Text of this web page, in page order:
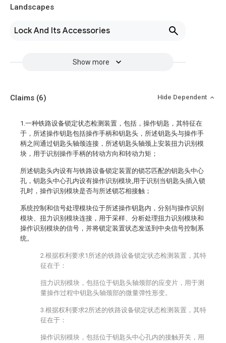
Landscapes
Lock And Its Accessories
Show more
Claims (6) Hide Dependent
1.一种铁路设备锁定状态检测装置，包括，操作钥匙，其特征在
于，所述操作钥匙包括操作手柄和钥匙头，所述钥匙头与操作手
柄之间通过钥匙头轴颈连接，所述钥匙头轴颈上安装扭力识别模
块，用于识别操作手柄的转动方向和转动力矩；
所述钥匙头内设有与铁路设备锁定装置的锁芯匹配的钥匙头中心
孔，钥匙头中心孔内设有操作识别模块,用于识别当钥匙头插入锁
孔时，操作识别模块是否与所述锁芯相接触；
系统控制和信号处理模块位于所述操作钥匙内，分别与操作识别
模块、扭力识别模块连接，用于采样、分析处理扭力识别模块和
操作识别模块的信号，并将锁定装置状态发送到中央信号控制系
统。
2.根据权利要求1所述的铁路设备锁定状态检测装置，其特
征在于：
扭力识别模块，包括位于钥匙头轴颈部的应变片，用于测
量操作过程中钥匙头轴颈部的微量弹性形变。
3.根据权利要求2所述的铁路设备锁定状态检测装置，其特
征在于：
操作识别模块，包括位于钥匙头中心孔内的接触开关，用